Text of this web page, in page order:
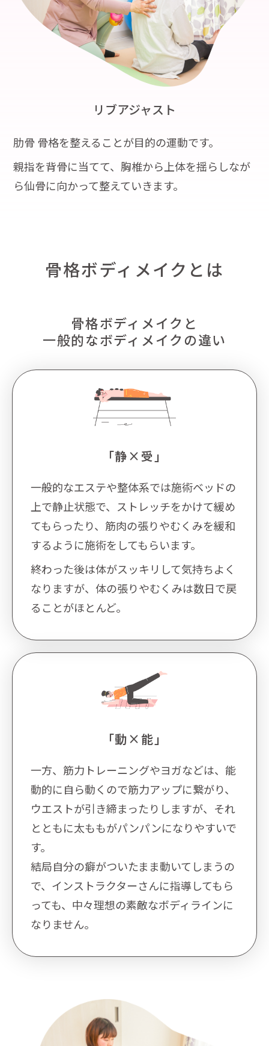
リブアジャスト
肋骨 骨格を整えることが目的の運動です。
親指を背骨に当てて、胸椎から上体を揺らしなが
ら仙骨に向かって整えていきます。
骨格ボディメイクとは
骨格ボディメイクと
一般的なボディメイクの違い
「静×受」
一般的なエステや整体系では施術ベッドの
上で静止状態で、ストレッチをかけて緩め
てもらったり、筋肉の張りやむくみを緩和
するように施術をしてもらいます。
終わった後は体がスッキリして気持ちよく
なりますが、体の張りやむくみは数日で戻
ることがほとんど。
「動×能」
一方、筋力トレーニングやヨガなどは、能
動的に自ら動くので筋力アップに繋がり、
ウエストが引き締まったりしますが、それ
とともに太ももがパンパンになりやすいで
す。
結局自分の癖がついたまま動いてしまうの
で、インストラクターさんに指導してもら
っても、中々理想の素敵なボディラインに
なりません。